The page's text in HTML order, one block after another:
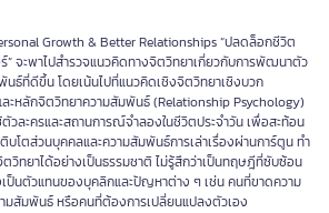
Growth & Better Relationships “ปลดล็อกชีวิต
จะพาไปสํารวจแนวคิดทางจิตวิทยาเกี่ยวกับการพัฒนาตัว
นธ์ที่ดีขึ้น โดยเน้นไปที่แนวคิดเชิงจิตวิทยาเชิงบวก
ะหลักจิตวิทยาความสัมพันธ์ (Relationship Psychology)
วละครและสถานการณ์จําลองในชีวิตประจําวัน เพื่อสะท้อน
โตส่วนบุคคลและความสัมพันธ์การเล่าเรื่องผ่านการ์ตูน ทํา
ตวิทยาได้อย่างเป็นธรรมชาติ ไม่รู้สึกว่าเป็นทฤษฎีที่ซับซ้อน
ป็นตัวแทนของบุคลิกและปัญหาต่าง ๆ เช่น คนที่ขาดความ
สัมพันธ์ หรือคนที่ต้องการเปลี่ยนแปลงตัวเอง